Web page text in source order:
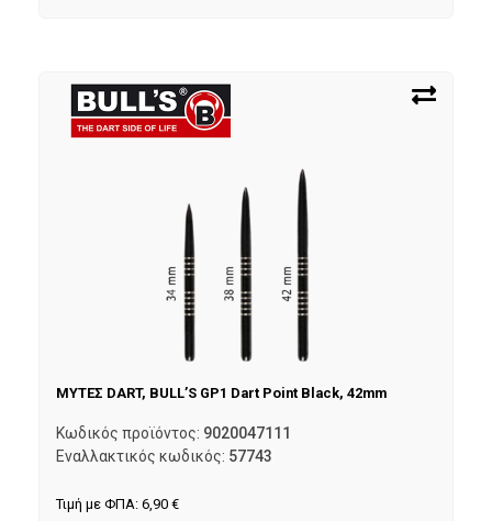
ΜΥΤΕΣ DART, BULL’S GP1 Dart Point Black, 42mm
Κωδικός προϊόντος: 9020047111
Εναλλακτικός κωδικός: 57743
Τιμή με ΦΠΑ: 6,90 €